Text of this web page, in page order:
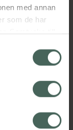
med annan
som de har
Samtycke till
påverkar inte
återkallelsen.
Visa
och på
uppdrag att